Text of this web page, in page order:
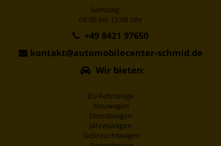
Samstag:
09:00 bis 12:00 Uhr
+49 8421 97650
kontakt@automobilecenter-schmid.de
Wir bieten:
EU-Fahrzeuge
Neuwagen
Dienstwagen
Jahreswagen
Gebrauchtwagen